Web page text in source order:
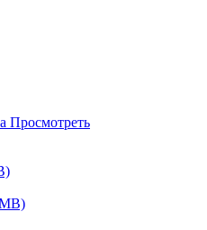
Просмотреть